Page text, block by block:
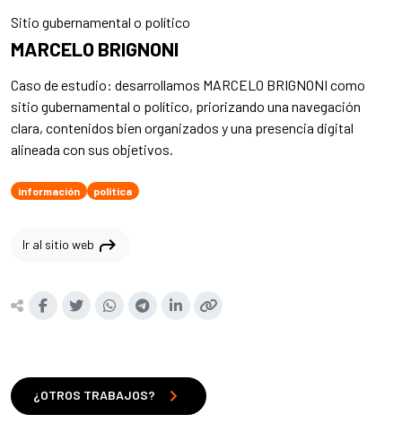
Sitio gubernamental o político
MARCELO BRIGNONI
Caso de estudio: desarrollamos MARCELO BRIGNONI como
sitio gubernamental o político, priorizando una navegación
clara, contenidos bien organizados y una presencia digital
alineada con sus objetivos.
información política
Ir al sitio web shortcut
¿OTROS TRABAJOS? chevron_right